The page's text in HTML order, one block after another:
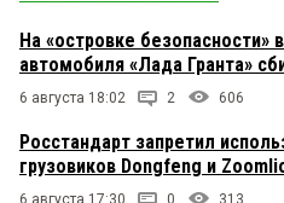
На «островке безопасности»
автомобиля «Лада Гранта»
6 августа 18:02 2 606
Росстандарт запретил
грузовиков Dongfeng и
6 августа 17:30 0 313